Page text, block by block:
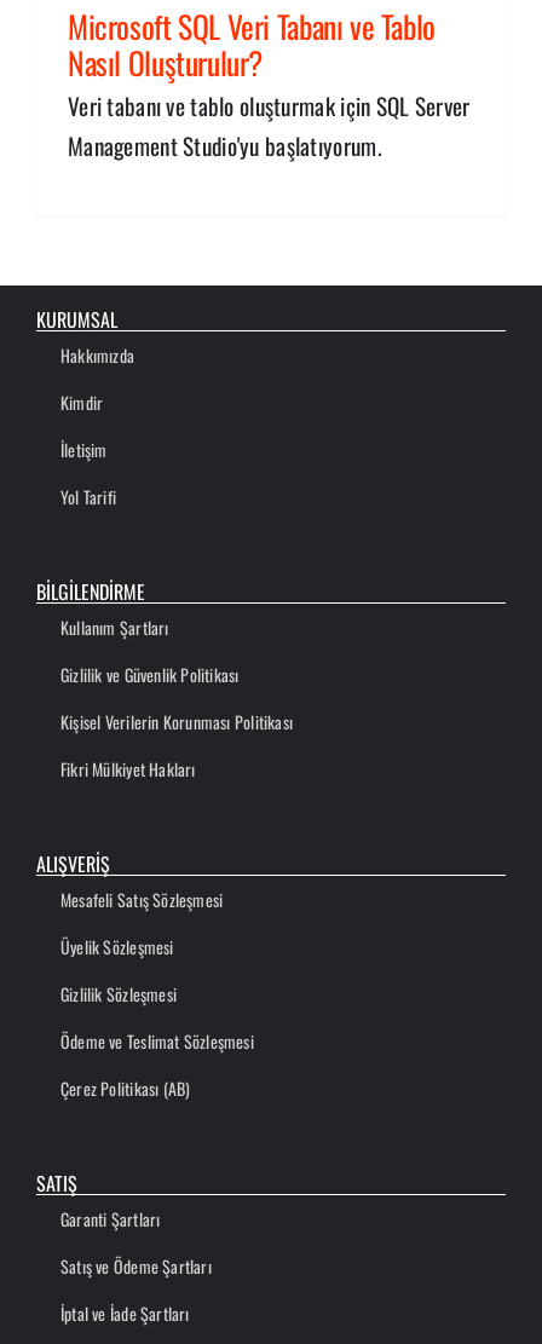
Microsoft SQL Veri Tabanı ve Tablo
Nasıl Oluşturulur?
Veri tabanı ve tablo oluşturmak için SQL Server
Management Studio'yu başlatıyorum.
KURUMSAL
Hakkımızda
Kimdir
İletişim
Yol Tarifi
BİLGİLENDİRME
Kullanım Şartları
Gizlilik ve Güvenlik Politikası
Kişisel Verilerin Korunması Politikası
Fikri Mülkiyet Hakları
ALIŞVERİŞ
Mesafeli Satış Sözleşmesi
Üyelik Sözleşmesi
Gizlilik Sözleşmesi
Ödeme ve Teslimat Sözleşmesi
Çerez Politikası (AB)
SATIŞ
Garanti Şartları
Satış ve Ödeme Şartları
İptal ve İade Şartları